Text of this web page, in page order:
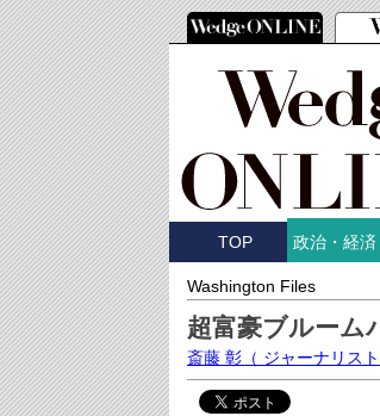
TOP 政治・経済
Washington Files
超富豪ブルーム
斎藤 彰 （ ジャーナリス